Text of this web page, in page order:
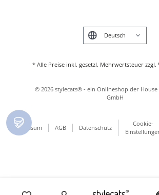
* Alle Preise inkl. gesetzl. Mehrwertsteuer zzgl.
English
Impressum AGB Datenschutz
Cookie-
© 2026 stylecats® - ein Onlineshop der House
GmbH